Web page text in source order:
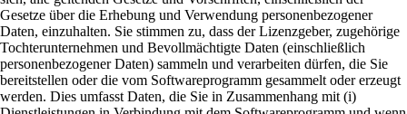
Gesetze über die Erhebung und Verwendung personenbezogener
Daten, einzuhalten. Sie stimmen zu, dass der Lizenzgeber, zugehörige
Tochterunternehmen und Bevollmächtigte Daten (einschließlich
personenbezogener Daten) sammeln und verarbeiten dürfen, die Sie
bereitstellen oder die vom Softwareprogramm gesammelt oder erzeugt
werden. Dies umfasst Daten, die Sie in Zusammenhang mit (i)